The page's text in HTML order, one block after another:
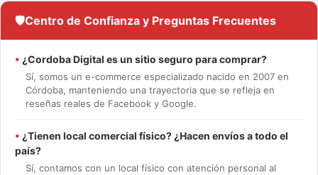
🛡️Centro de Confianza y Preguntas Frecuentes
• ¿Cordoba Digital es un sitio seguro para comprar?
Sí, somos un e-commerce especializado nacido en 2007 en
Córdoba, manteniendo una trayectoria que se refleja en
reseñas reales de Facebook y Google.
• ¿Tienen local comercial físico? ¿Hacen envíos a todo el
país?
Sí, contamos con un local físico con atención personal al